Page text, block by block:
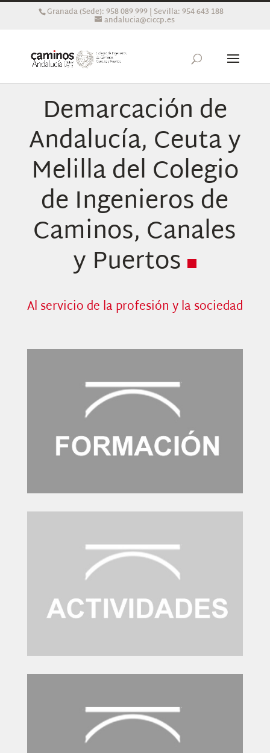
Granada (Sede): 958 089 999 | Sevilla: 954 643 188
andalucia@ciccp.es
Demarcación de
Andalucía, Ceuta y
Melilla del Colegio
de Ingenieros de
Caminos, Canales
y Puertos
Al servicio de la profesión y la sociedad